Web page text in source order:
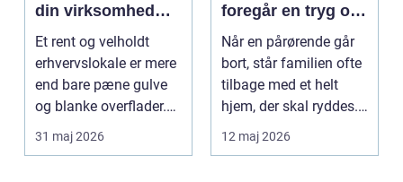
din virksomhed
mere tid og bedre
arbejdsmiljø
Et rent og velholdt
erhvervslokale er mere
end bare pæne gulve
og blanke overflader.
Rengøringen påv...
31 maj 2026
foregår en tryg og
effektiv proces
Når en pårørende går
bort, står familien ofte
tilbage med et helt
hjem, der skal ryddes.
Møbler, per...
12 maj 2026